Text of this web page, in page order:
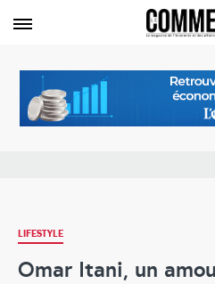
LIFESTYLE
Omar Itani, un